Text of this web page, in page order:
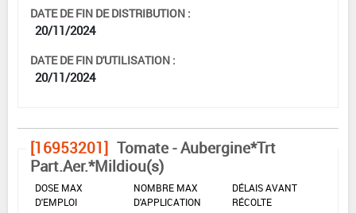
DATE DE FIN DE DISTRIBUTION :
20/11/2024
DATE DE FIN D'UTILISATION :
20/11/2024
[16953201] Tomate - Aubergine*Trt
Part.Aer.*Mildiou(s)
DOSE MAX
D'EMPLOI
NOMBRE MAX
D'APPLICATION
DÉLAIS AVANT
RÉCOLTE